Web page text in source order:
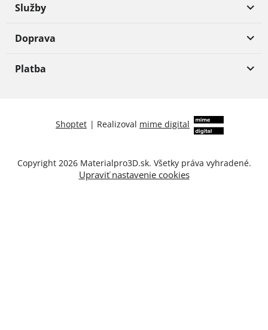
Služby
Doprava
Platba
Shoptet | Realizoval mime digital
Copyright 2026 Materialpro3D.sk. Všetky práva vyhradené.
Upraviť nastavenie cookies